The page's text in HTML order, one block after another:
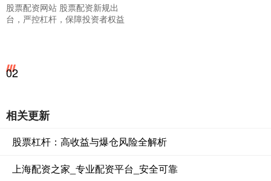
股票配资网站 股票配资新规出
台，严控杠杆，保障投资者权益
02
相关更新
股票杠杆：高收益与爆仓风险全解析
上海配资之家_专业配资平台_安全可靠